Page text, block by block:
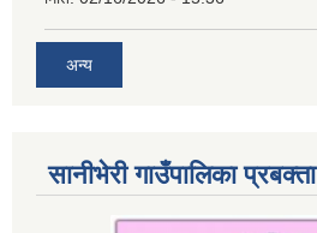
अन्य
सानीभेरी गाउँपालिका प्रबक्ता